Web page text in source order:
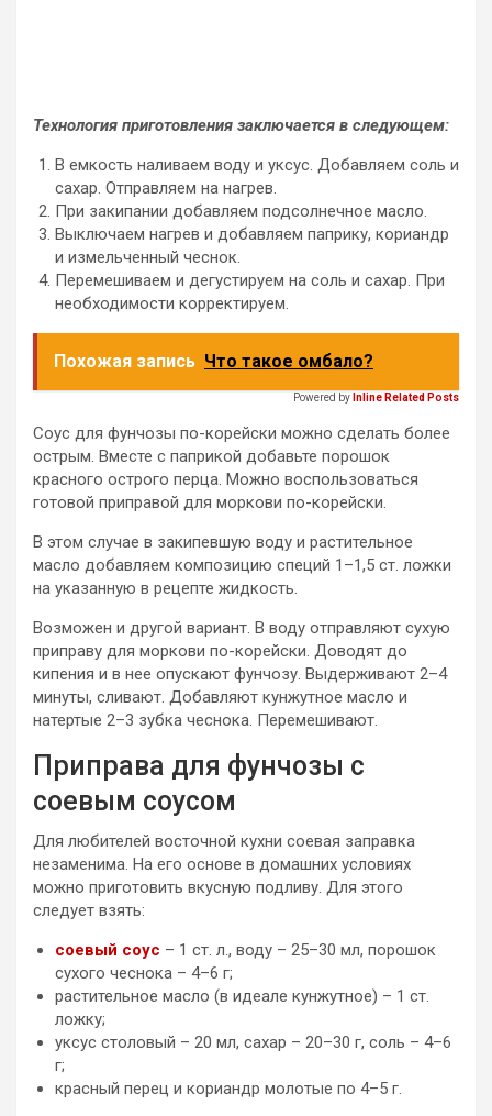
Технология приготовления заключается в следующем:
В емкость наливаем воду и уксус. Добавляем соль и
сахар. Отправляем на нагрев.
При закипании добавляем подсолнечное масло.
Выключаем нагрев и добавляем паприку, кориандр
и измельченный чеснок.
Перемешиваем и дегустируем на соль и сахар. При
необходимости корректируем.
Похожая запись Что такое омбало?
Powered by Inline Related Posts
Соус для фунчозы по-корейски можно сделать более
острым. Вместе с паприкой добавьте порошок
красного острого перца. Можно воспользоваться
готовой приправой для моркови по-корейски.
В этом случае в закипевшую воду и растительное
масло добавляем композицию специй 1–1,5 ст. ложки
на указанную в рецепте жидкость.
Возможен и другой вариант. В воду отправляют сухую
приправу для моркови по-корейски. Доводят до
кипения и в нее опускают фунчозу. Выдерживают 2–4
минуты, сливают. Добавляют кунжутное масло и
натертые 2–3 зубка чеснока. Перемешивают.
Приправа для фунчозы с
соевым соусом
Для любителей восточной кухни соевая заправка
незаменима. На его основе в домашних условиях
можно приготовить вкусную подливу. Для этого
следует взять:
соевый соус – 1 ст. л., воду – 25–30 мл, порошок
сухого чеснока – 4–6 г;
растительное масло (в идеале кунжутное) – 1 ст.
ложку;
уксус столовый – 20 мл, сахар – 20–30 г, соль – 4–6
г;
красный перец и кориандр молотые по 4–5 г.